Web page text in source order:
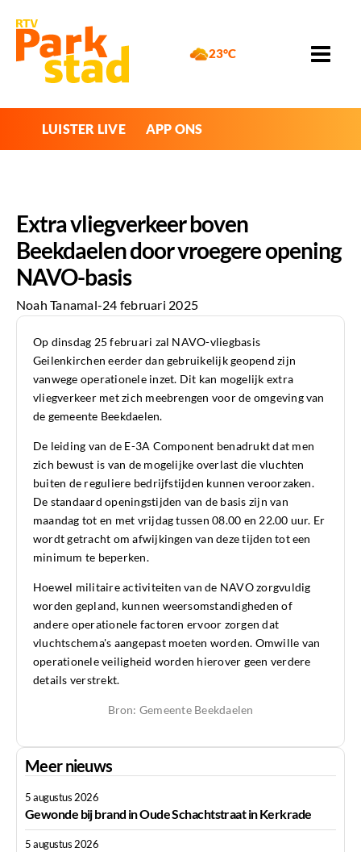
23°C
LUISTER LIVE APP ONS
Extra vliegverkeer boven
Beekdaelen door vroegere opening
NAVO-basis
Noah Tanamal-24 februari 2025
Op dinsdag 25 februari zal NAVO-vliegbasis
Geilenkirchen eerder dan gebruikelijk geopend zijn
vanwege operationele inzet. Dit kan mogelijk extra
vliegverkeer met zich meebrengen voor de omgeving van
de gemeente Beekdaelen.
De leiding van de E-3A Component benadrukt dat men
zich bewust is van de mogelijke overlast die vluchten
buiten de reguliere bedrijfstijden kunnen veroorzaken.
De standaard openingstijden van de basis zijn van
maandag tot en met vrijdag tussen 08.00 en 22.00 uur. Er
wordt getracht om afwijkingen van deze tijden tot een
minimum te beperken.
Hoewel militaire activiteiten van de NAVO zorgvuldig
worden gepland, kunnen weersomstandigheden of
andere operationele factoren ervoor zorgen dat
vluchtschema's aangepast moeten worden. Omwille van
operationele veiligheid worden hierover geen verdere
details verstrekt.
Bron: Gemeente Beekdaelen
Meer nieuws
5 augustus 2026
Gewonde bij brand in Oude Schachtstraat in Kerkrade
5 augustus 2026